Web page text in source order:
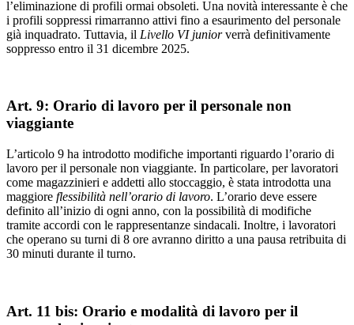
l’eliminazione di profili ormai obsoleti. Una novità interessante è che
i profili soppressi rimarranno attivi fino a esaurimento del personale
già inquadrato. Tuttavia, il Livello VI juniorverrà definitivamente
soppresso entro il 31 dicembre 2025.
Art. 9: Orario di lavoro per il personale non
viaggiante
L’articolo 9 ha introdotto modifiche importanti riguardo l’orario di
lavoro per il personale non viaggiante. In particolare, per lavoratori
come magazzinieri e addetti allo stoccaggio, è stata introdotta una
maggiore flessibilità nell’orario di lavoro. L’orario deve essere
definito all’inizio di ogni anno, con la possibilità di modifiche
tramite accordi con le rappresentanze sindacali. Inoltre, i lavoratori
che operano su turni di 8 ore avranno diritto a una pausa retribuita di
30 minuti durante il turno.
Art. 11 bis: Orario e modalità di lavoro per il